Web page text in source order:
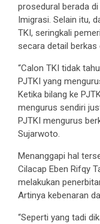
prosedural berada
Imigrasi. Selain itu,
TKI, seringkali
secara detail berkas
“Calon TKI tidak
PJTKI yang
Ketika bilang ke
mengurus sendiri
PJTKI mengurus
Sujarwoto.
Menanggapi hal
Cilacap Eben Rifqy
melakukan
Artinya kebenaran
“Seperti yang tadi